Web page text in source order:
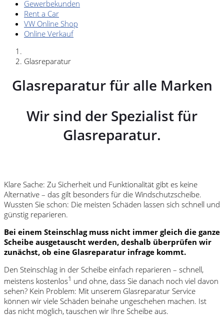
Gewerbekunden
Rent a Car
VW Online Shop
Online Verkauf
Glasreparatur
Glasreparatur für alle Marken
Wir sind der Spezialist für
Glasreparatur.
Klare Sache: Zu Sicherheit und Funktionalität gibt es keine
Alternative – das gilt besonders für die Windschutzscheibe.
Wussten Sie schon: Die meisten Schäden lassen sich schnell und
günstig reparieren.
Bei einem Steinschlag muss nicht immer gleich die ganze
Scheibe ausgetauscht werden, deshalb überprüfen wir
zunächst, ob eine Glasreparatur infrage kommt.
Den Steinschlag in der Scheibe einfach reparieren – schnell,
meistens kostenlos1 und ohne, dass Sie danach noch viel davon
sehen? Kein Problem: Mit unserem Glasreparatur Service
können wir viele Schäden beinahe ungeschehen machen. Ist
das nicht möglich, tauschen wir Ihre Scheibe aus.